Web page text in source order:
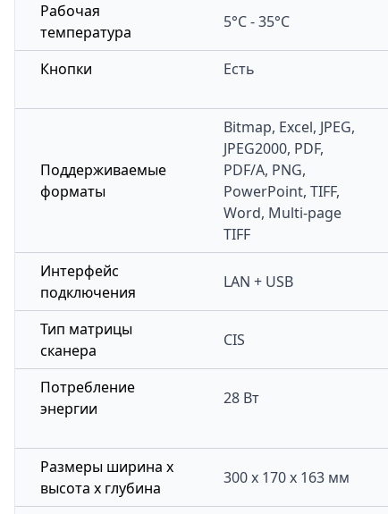
Рабочая
температура
5°C - 35°C
Кнопки Есть
Поддерживаемые
форматы
Bitmap, Excel, JPEG,
JPEG2000, PDF,
PDF/A, PNG,
PowerPoint, TIFF,
Word, Multi-page
TIFF
Интерфейс
подключения
LAN + USB
Тип матрицы
сканера
CIS
Потребление
энергии
28 Вт
Размеры ширина x
высота x глубина
300 x 170 x 163 мм